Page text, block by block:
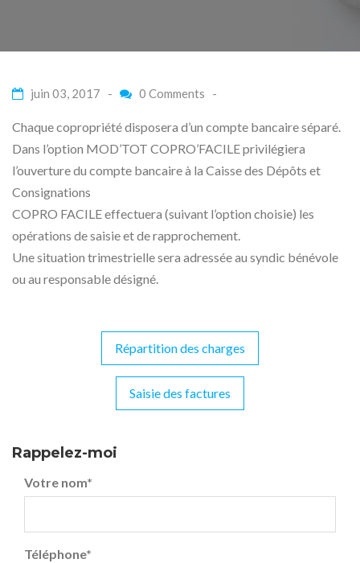
juin 03, 2017 - 0 Comments -
Chaque copropriété disposera d’un compte bancaire séparé.
Dans l’option MOD’TOT COPRO’FACILE privilégiera
l’ouverture du compte bancaire à la Caisse des Dépôts et
Consignations
COPRO FACILE effectuera (suivant l’option choisie) les
opérations de saisie et de rapprochement.
Une situation trimestrielle sera adressée au syndic bénévole
ou au responsable désigné.
NavigationRépartition des charges
Saisie des factures
Rappelez-moi
Votre nom*
Téléphone*